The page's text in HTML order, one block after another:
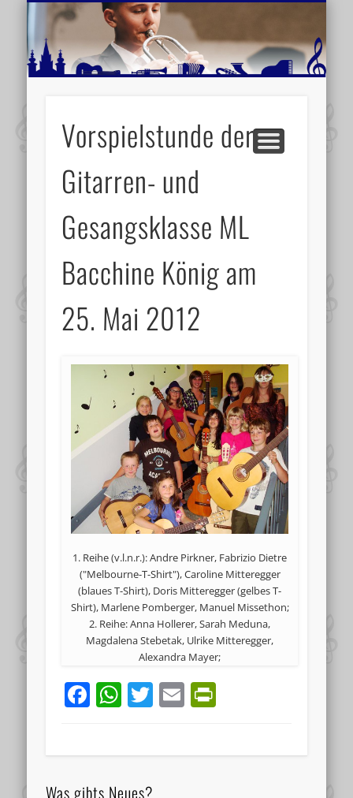
MUSIKSCHULE MARIAZELL
AKTUELLE BERICHTE
SCHULE
VIDEOS
VERANSTALTUNGSTIPPS
WEITERE INFORMATIONEN
Vorspielstunde der
Gitarren- und
Gesangsklasse ML
Bacchine König am
25. Mai 2012
1. Reihe (v.l.n.r.): Andre Pirkner, Fabrizio Dietre
("Melbourne-T-Shirt"), Caroline Mitteregger
(blaues T-Shirt), Doris Mitteregger (gelbes T-
Shirt), Marlene Pomberger, Manuel Missethon;
2. Reihe: Anna Hollerer, Sarah Meduna,
Magdalena Stebetak, Ulrike Mitteregger,
Alexandra Mayer;
Facebook
WhatsApp
Twitter
Email
Was gibts Neues?